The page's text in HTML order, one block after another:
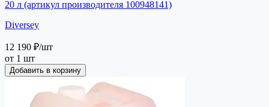
20 л (артикул производителя 100948141)
Diversey
12 190 ₽/шт
от 1 шт
Добавить в корзину